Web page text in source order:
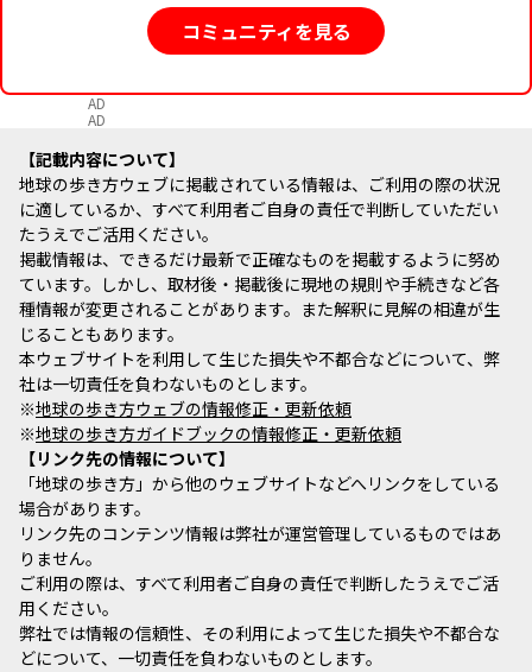
コミュニティを見る
AD
AD
記載内容について
地球の歩き方ウェブに掲載されている情報は、ご利用の際の状況
に適しているか、すべて利用者ご自身の責任で判断していただい
たうえでご活用ください。
掲載情報は、できるだけ最新で正確なものを掲載するように努め
ています。しかし、取材後・掲載後に現地の規則や手続きなど各
種情報が変更されることがあります。また解釈に見解の相違が生
じることもあります。
本ウェブサイトを利用して生じた損失や不都合などについて、弊
社は一切責任を負わないものとします。
※地球の歩き方ウェブの情報修正・更新依頼
※地球の歩き方ガイドブックの情報修正・更新依頼
リンク先の情報について
「地球の歩き方」から他のウェブサイトなどへリンクをしている
場合があります。
リンク先のコンテンツ情報は弊社が運営管理しているものではあ
りません。
ご利用の際は、すべて利用者ご自身の責任で判断したうえでご活
用ください。
弊社では情報の信頼性、その利用によって生じた損失や不都合な
どについて、一切責任を負わないものとします。